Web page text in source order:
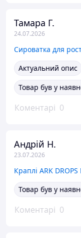
Тамара Г.
24.07.2026
Актуальний опис
Товар був у
Коментарі 0
Андрій Н.
23.07.2026
Товар був у
Коментарі 0